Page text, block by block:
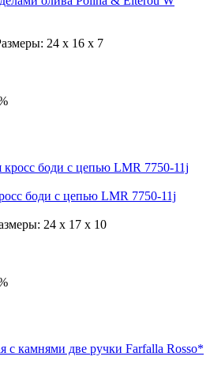
24 x 16 x 7
боди с цепью LMR 7750-11j
24 x 17 x 10